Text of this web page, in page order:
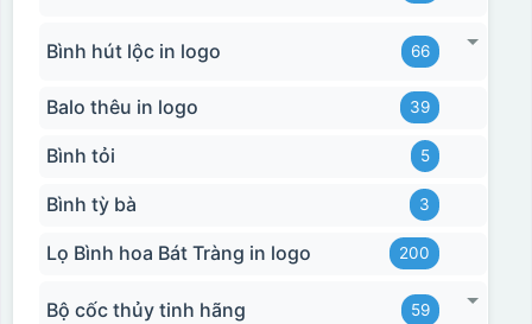
Bình hút lộc in logo 66
Balo thêu in logo 39
Bình tỏi 5
Bình tỳ bà 3
Lọ Bình hoa Bát Tràng in logo 200
Bộ cốc thủy tinh hãng 59